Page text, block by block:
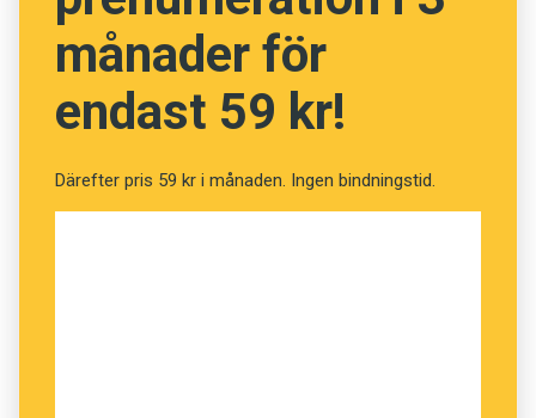
månader för
endast 59 kr!
Därefter pris 59 kr i månaden. Ingen bindningstid.